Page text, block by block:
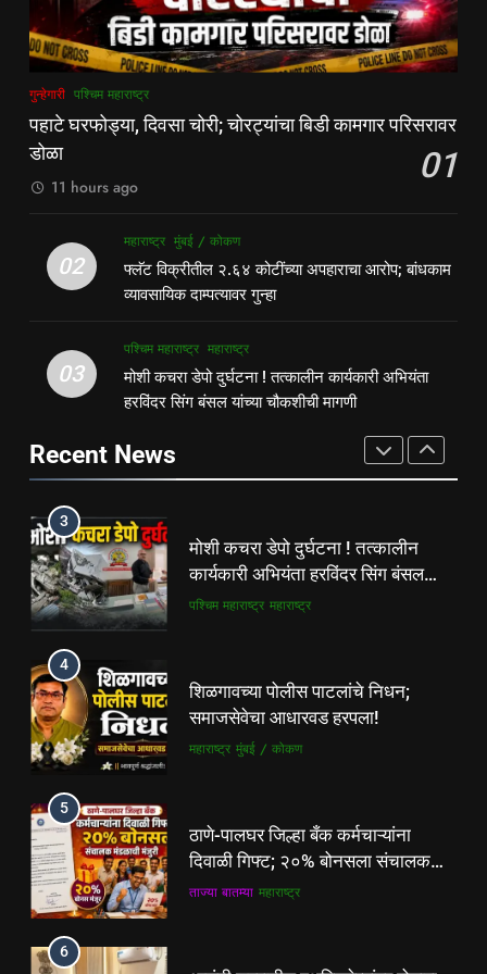
पश्चिम महाराष्ट्र महाराष्ट्र
बिडी कामगार परिसरावर डोळा
फ्लॅट विक्रीतील २.६४ कोटींच्या
अपहाराचा आरोप; बांधकाम व्यावसायिक
दाम्पत्यावर गुन्हा
महाराष्ट्र मुंबई / कोकण
3
मोशी कचरा डेपो दुर्घटना ! तत्कालीन
4
शिळगावच्या पोलीस पाटलांचे निधन;
समाजसेवेचा आधारवड हरपला!
5
ठाणे-पालघर जिल्हा बँक कर्मचाऱ्यांना
दिवाळी गिफ्ट; २०% बोनसला संचालक
6
आळंदी शहरातील पथविक्रेत्यांवर होणारा
अन्याय सहन केला जाणार नाही – पुणे
जिल्हा अध्यक्ष सोनवणे
7
कल्याण फाटा सर्कलवर नियम धाब्यावर;
गुन्हेगारी पश्चिम महाराष्ट्र
पहाटे घरफोड्या, दिवसा चोरी; चोरट्यांचा बिडी कामगार परिसरावर
डोळा
01
11 hours ago
02
महाराष्ट्र मुंबई / कोकण
फ्लॅट विक्रीतील २.६४ कोटींच्या अपहाराचा आरोप; बांधकाम
व्यावसायिक दाम्पत्यावर गुन्हा
03
पश्चिम महाराष्ट्र महाराष्ट्र
मोशी कचरा डेपो दुर्घटना ! तत्कालीन कार्यकारी अभियंता
हरविंदर सिंग बंसल यांच्या चौकशीची मागणी
Recent News
वसुलीचा आरोप
महाराष्ट्र मुंबई / कोकण
8
देसाई खाडीत जलपर्णीचा वाढता विळखा;
पहाटे घरफोड्या, दिवसा चोरी; चोरट्यांचा
बिडी कामगार परिसरावर डोळा
2
फ्लॅट विक्रीतील २.६४ कोटींच्या
अपहाराचा आरोप; बांधकाम व्यावसायिक
3
मोशी कचरा डेपो दुर्घटना ! तत्कालीन
कार्यकारी अभियंता हरविंदर सिंग बंसल
यांच्या चौकशीची मागणी
पश्चिम महाराष्ट्र महाराष्ट्र
4
शिळगावच्या पोलीस पाटलांचे निधन;
समाजसेवेचा आधारवड हरपला!
महाराष्ट्र मुंबई / कोकण
5
ठाणे-पालघर जिल्हा बँक कर्मचाऱ्यांना
दिवाळी गिफ्ट; २०% बोनसला संचालक
मंडळाची मंजुरी
ताज्या बातम्या महाराष्ट्र
6